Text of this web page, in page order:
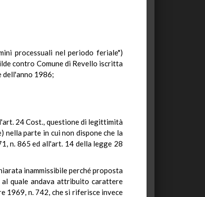
processuali nel periodo feriale")
contro Comune di Revello iscritta
dell'anno 1986;
24 Cost., questione di legittimità
parte in cui non dispone che la
n. 865 ed all'art. 14 della legge 28
inammissibile perché proposta
quale andava attribuito carattere
1969, n. 742, che si riferisce invece